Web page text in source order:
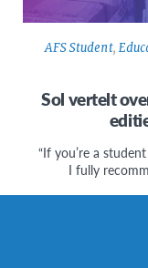
AFS Student,
Sol vertelt
“If you’re a
I fully